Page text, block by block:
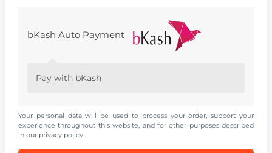
bKash Auto Payment
Pay with bKash
Your personal data will be used to process your order, support your
experience throughout this website, and for other purposes described
in our privacy policy.